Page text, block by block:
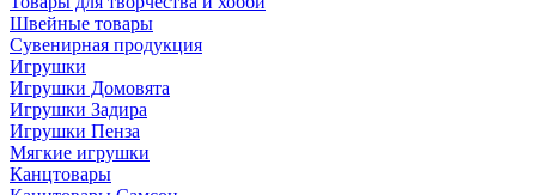
Швейные товары
Сувенирная продукция
Игрушки
Игрушки Домовята
Игрушки Задира
Игрушки Пенза
Мягкие игрушки
Канцтовары